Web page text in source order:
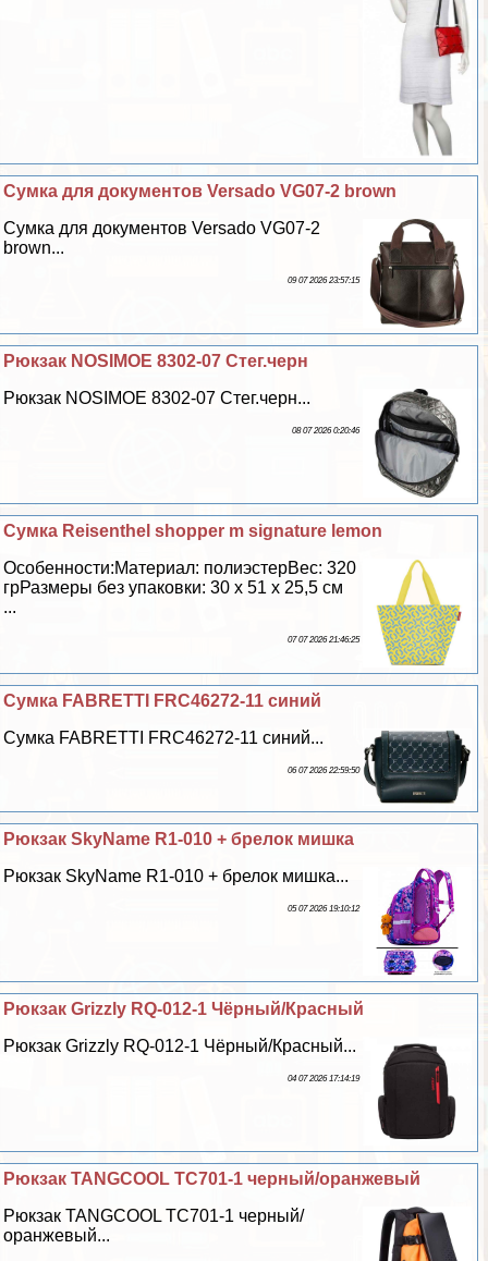
Сумка для документов Versado VG07-2 brown
Сумка для документов Versado VG07-2
brown...
09 07 2026 23:57:15
Рюкзак NOSIMOE 8302-07 Стег.черн
Рюкзак NOSIMOE 8302-07 Стег.черн...
08 07 2026 0:20:46
Сумка Reisenthel shopper m signature lemon
Особенности:Материал: полиэстерВес: 320
грРазмеры без упаковки: 30 х 51 х 25,5 см
...
07 07 2026 21:46:25
Сумка FABRETTI FRC46272-11 синий
Сумка FABRETTI FRC46272-11 синий...
06 07 2026 22:59:50
Рюкзак SkyName R1-010 + брелок мишка
Рюкзак SkyName R1-010 + брелок мишка...
05 07 2026 19:10:12
Рюкзак Grizzly RQ-012-1 Чёрный/Красный
Рюкзак Grizzly RQ-012-1 Чёрный/Красный...
04 07 2026 17:14:19
Рюкзак TANGCOOL TC701-1 черный/оранжевый
Рюкзак TANGCOOL TC701-1 черный/
оранжевый...